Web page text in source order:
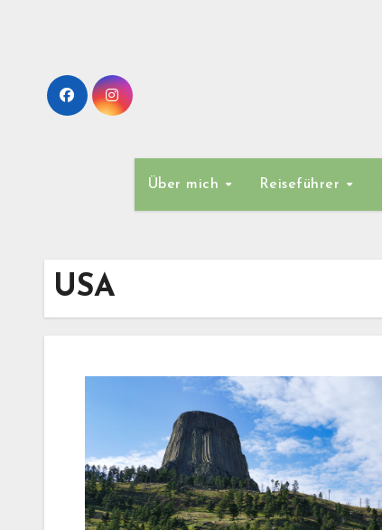
Über mich Reiseführer
USA